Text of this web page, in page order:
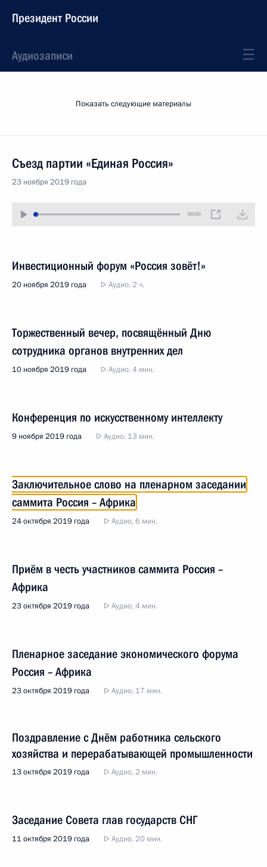
Президент России
Аудиозаписи
Показать следующие материалы
Съезд партии «Единая Россия»
23 ноября 2019 года
00:00
Инвестиционный форум «Россия зовёт!»
20 ноября 2019 года Аудио, 2 ч.
Торжественный вечер, посвящённый Дню
сотрудника органов внутренних дел
10 ноября 2019 года Аудио, 4 мин.
Конференция по искусственному интеллекту
9 ноября 2019 года Аудио, 13 мин.
Заключительное слово на пленарном заседании
саммита Россия – Африка
24 октября 2019 года Аудио, 6 мин.
Приём в честь участников саммита Россия –
Африка
23 октября 2019 года Аудио, 4 мин.
Пленарное заседание экономического форума
Россия – Африка
23 октября 2019 года Аудио, 17 мин.
Поздравление с Днём работника сельского
хозяйства и перерабатывающей промышленности
13 октября 2019 года Аудио, 2 мин.
Заседание Совета глав государств СНГ
11 октября 2019 года Аудио, 20 мин.